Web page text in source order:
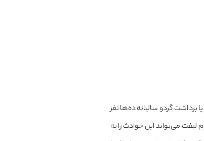
برداشت گردو سالیانه ده‌ها نفر
لیفت می‌تواند این حوادث را به